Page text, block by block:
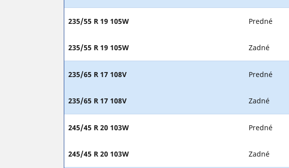
235/55 R 19 105W Predné
235/55 R 19 105W Zadné
235/65 R 17 108V Predné
235/65 R 17 108V Zadné
245/45 R 20 103W Predné
245/45 R 20 103W Zadné